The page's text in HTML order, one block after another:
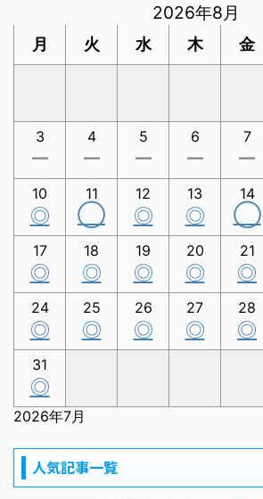
2026年8月
月 火 水 木 金
3
ー
4
ー
5
ー
6
ー
7
ー
10
◎
11
◯
12
◎
13
◎
14
◯
17
◎
18
◎
19
◎
20
◎
21
◎
24
◎
25
◎
26
◎
27
◎
28
◎
31
◎
2026年7月
人気記事一覧